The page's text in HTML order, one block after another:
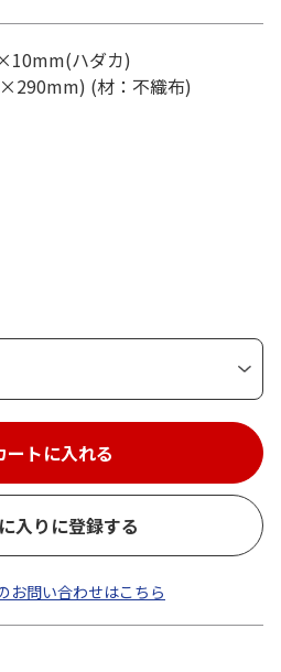
ハダカ)
(材：不織布)
ートに入れる
入りに登録する
お問い合わせはこちら